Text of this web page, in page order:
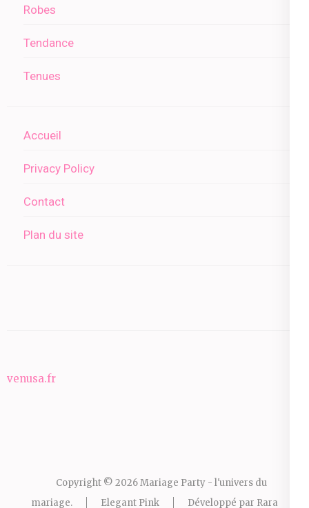
Robes
Tendance
Tenues
Accueil
Privacy Policy
Contact
Plan du site
venusa.fr
Copyright © 2026Mariage Party - l'univers du
mariage. Elegant Pink Développé par Rara